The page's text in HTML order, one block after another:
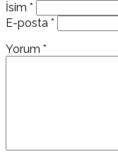
İsim *
E-posta *
Yorum *